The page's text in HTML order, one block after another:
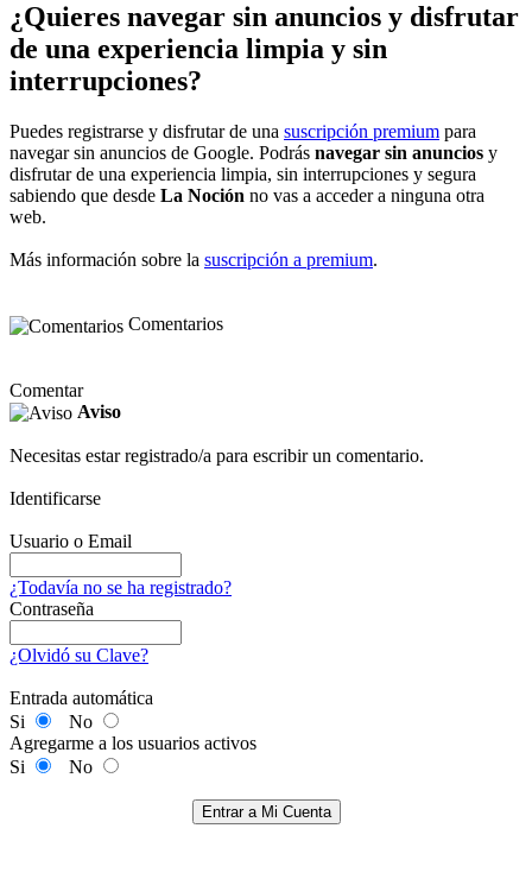
¿Quieres navegar sin anuncios y disfrutar
de una experiencia limpia y sin
interrupciones?
Puedes registrarse y disfrutar de una suscripción premium para
navegar sin anuncios de Google. Podrás navegar sin anuncios y
disfrutar de una experiencia limpia, sin interrupciones y segura
sabiendo que desde La Noción no vas a acceder a ninguna otra
web.
Más información sobre la suscripción a premium.
Comentarios
Comentar
Aviso
Necesitas estar registrado/a para escribir un comentario.
Identificarse
Usuario o Email
¿Todavía no se ha registrado?
Contraseña
¿Olvidó su Clave?
Entrada automática
Si
No
Agregarme a los usuarios activos
Si
No
Entrar a Mi Cuenta